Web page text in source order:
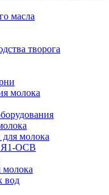
масла
творога
молока
молока
Я1-ОСВ
молока
вод